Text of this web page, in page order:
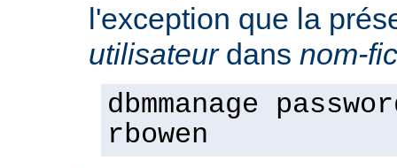
l'exception que la
utilisateurdans nom-
dbmmanage
rbowen